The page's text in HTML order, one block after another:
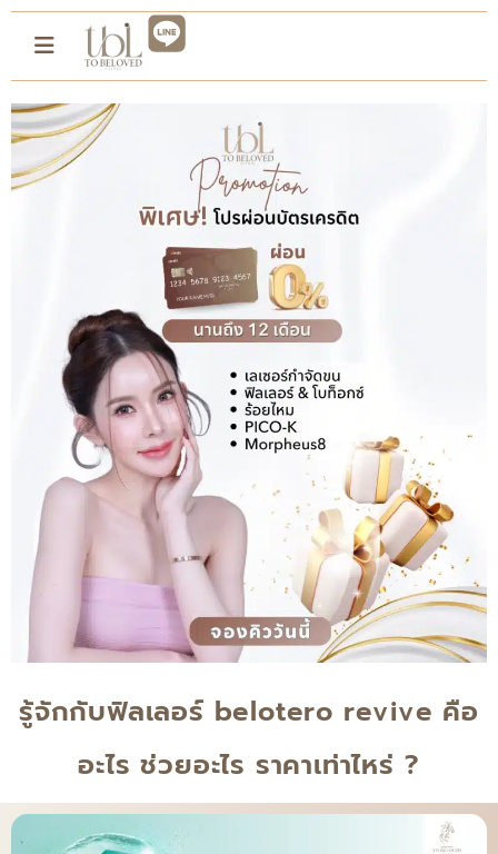
รู้จักกับฟิลเลอร์ belotero revive คือ
อะไร ช่วยอะไร ราคาเท่าไหร่ ?